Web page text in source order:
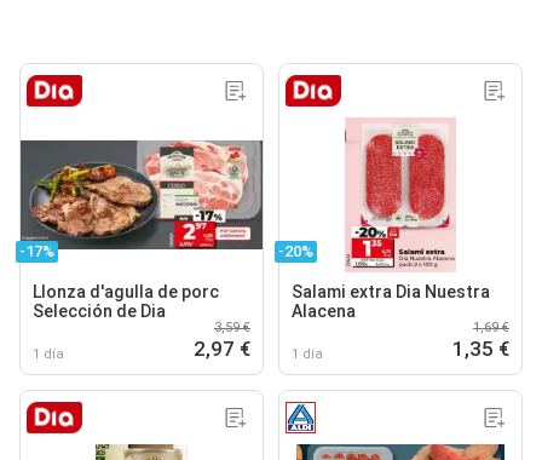
-17%
Llonza d'agulla de porc
Selección de Dia
1 día
3,59 €
2,97 €
-20%
Salami extra Dia Nuestra
Alacena
1 día
1,69 €
1,35 €